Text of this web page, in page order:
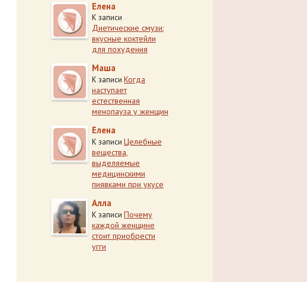
Елена
К записи
Диетические смузи:
вкусные коктейли
для похудения
Маша
К записи Когда
наступает
естественная
менопауза у женщин
Елена
К записи Целебные
вещества,
выделяемые
медицинскими
пиявками при укусе
Алла
К записи Почему
каждой женщине
стоит приобрести
угги